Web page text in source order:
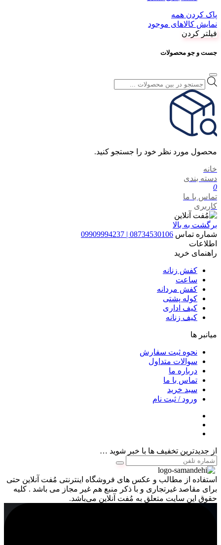
پاک کردن همه
نمایش کالاهای موجود
فیلتر کردن
جست و جو محصولات
Products
search
محصول مورد نظر خود را جستجو کنید.
خانه
دسته بندی
0
تماس با ما
کاربری
برگشت به بالا
شماره تماس 08734530106 | 09909994237
اطلاعات
راهنمای خرید
کفش زنانه
ساعت
کفش مردانه
کوله پشتی
کیف اداری
کیف زنانه
میانبر ها
نحوه ثبت سفارش
سوالات متداول
درباره ما
تماس با ما
سبد خرید
ورود / ثبت نام
از جدیدترین تخفیف ها با خبر شوید …
استفاده از مطالب و عکس های فروشگاه اینترنتی مُفت آنلاین حتی
برای مقاصد غیرتجاری و با ذکر منبع هم غیر مجاز می باشد . کلیه
حقوق این سایت متعلق به مُفت آنلاین می‌باشد.